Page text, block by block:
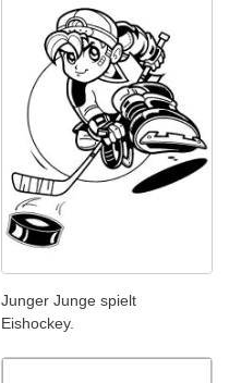
Junger Junge spielt
Eishockey.